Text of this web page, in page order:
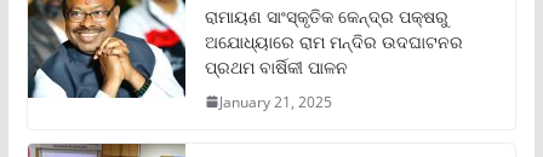
ରାମାୟଣ ସାଂସ୍କୃତିକ କେନ୍ଦ୍ର ପକ୍ଷରୁ
ଅଯୋଧ୍ୟାରେ ରାମ ମନ୍ଦିର ଉଦଘାଟନର
ପ୍ରଥମ ବାର୍ଷିକୀ ପାଳନ
January 21, 2025